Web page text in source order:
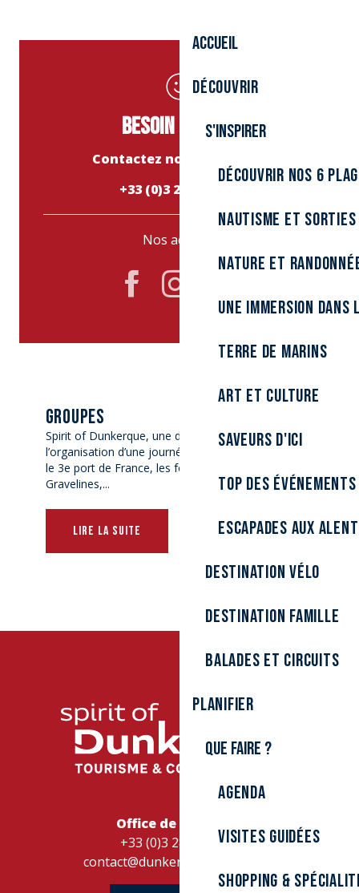
Accueil
Découvrir
S'inspirer
Découvrir nos 6
Nautisme et sorties
Nature et
Une immersion
Terre de marins
Art et culture
Saveurs d'ici
Top des événements
Escapades aux
Destination Vélo
Destination Famille
Balades et circuits
Planifier
Que faire ?
Agenda
Visites guidées
Shopping &
Besoin d’aide ?
Contactez nos conseillers
+33 (0)3 28 26 27 28
Nos accueils
GROUPES
Spirit of Dunkerque, une destination idéale pour
l’organisation d’une journée ou d’un séjour. Visitez
le 3e port de France, les fortifications de
Gravelines,...
LIRE LA SUITE
Office de Tourisme
+33 (0)3 28 26 27 28
contact@dunkerque-tourisme.fr